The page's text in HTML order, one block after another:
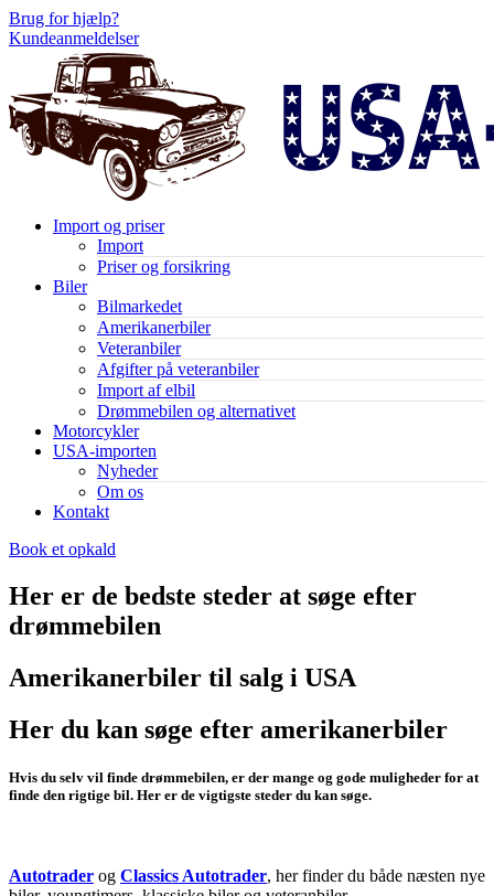
Brug for hjælp?
Kundeanmeldelser
Import og priser
Import
Priser og forsikring
Biler
Bilmarkedet
Amerikanerbiler
Veteranbiler
Afgifter på veteranbiler
Import af elbil
Drømmebilen og alternativet
Motorcykler
USA-importen
Nyheder
Om os
Kontakt
Book et opkald
Her er de bedste steder at søge efter
drømmebilen
Amerikanerbiler til salg i USA
Her du kan søge efter amerikanerbiler
Hvis du selv vil finde drømmebilen, er der mange og gode muligheder for at
finde den rigtige bil. Her er de vigtigste steder du kan søge.
Autotrader og Classics Autotrader, her finder du både næsten nye